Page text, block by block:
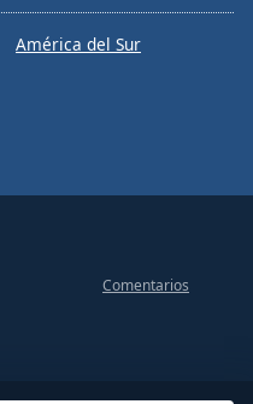
América del Sur
Comentarios